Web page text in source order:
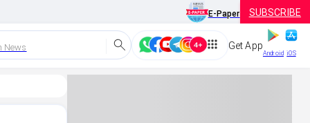
E-Paper SUBSCRIBE
News Get App
Android iOS